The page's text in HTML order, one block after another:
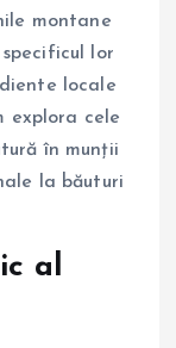
montane
lor
locale
explora cele
în munții
la băuturi
al